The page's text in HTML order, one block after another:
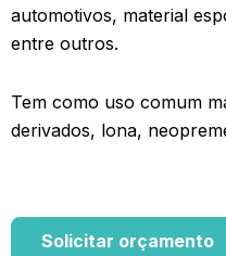
automotivos, material
entre outros.
Tem como uso comum
derivados, lona,
Solicitar orçamento